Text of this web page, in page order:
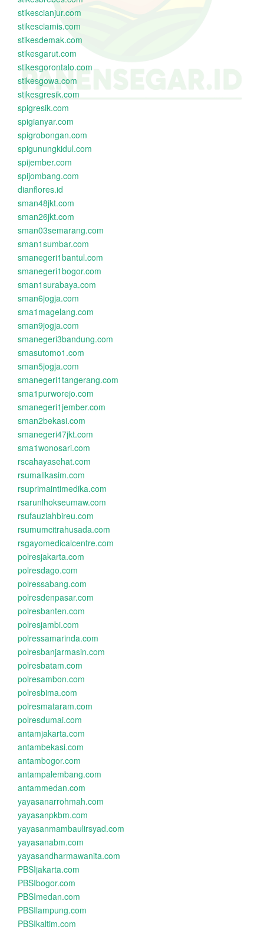
stikescianjur.com
stikesciamis.com
stikesdemak.com
stikesgarut.com
stikesgorontalo.com
stikesgowa.com
stikesgresik.com
spigresik.com
spigianyar.com
spigrobongan.com
spigunungkidul.com
spijember.com
spijombang.com
dianflores.id
sman48jkt.com
sman26jkt.com
sman03semarang.com
sman1sumbar.com
smanegeri1bantul.com
smanegeri1bogor.com
sman1surabaya.com
sman6jogja.com
sma1magelang.com
sman9jogja.com
smanegeri3bandung.com
smasutomo1.com
sman5jogja.com
smanegeri1tangerang.com
sma1purworejo.com
smanegeri1jember.com
sman2bekasi.com
smanegeri47jkt.com
sma1wonosari.com
rscahayasehat.com
rsumalikasim.com
rsuprimaintimedika.com
rsarunlhokseumaw.com
rsufauziahbireu.com
rsumumcitrahusada.com
rsgayomedicalcentre.com
polresjakarta.com
polresdago.com
polressabang.com
polresdenpasar.com
polresbanten.com
polresjambi.com
polressamarinda.com
polresbanjarmasin.com
polresbatam.com
polresambon.com
polresbima.com
polresmataram.com
polresdumai.com
antamjakarta.com
antambekasi.com
antambogor.com
antampalembang.com
antammedan.com
yayasanarrohmah.com
yayasanpkbm.com
yayasanmambaulirsyad.com
yayasanabm.com
yayasandharmawanita.com
PBSIjakarta.com
PBSIbogor.com
PBSImedan.com
PBSIlampung.com
PBSIkaltim.com